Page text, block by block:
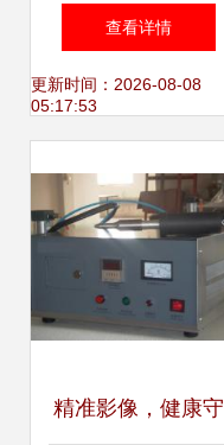
波设备 高效可靠的
40K超声波金属焊
查看详情
更新时间：2026-08-08
05:17:53
精准影像，健康守